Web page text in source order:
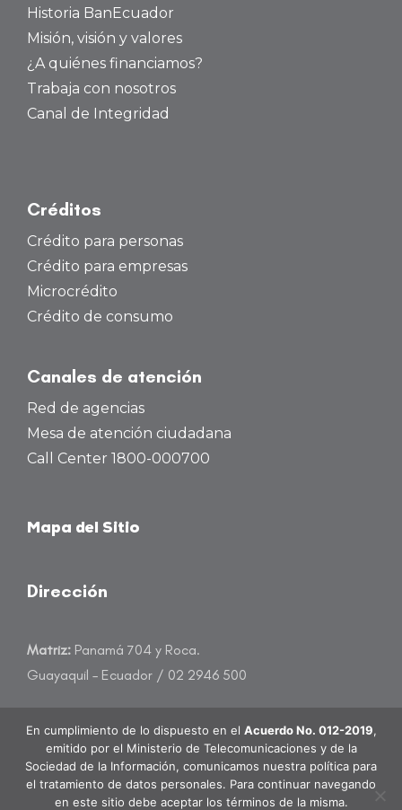
Historia BanEcuador
Misión, visión y valores
¿A quiénes financiamos?
Trabaja con nosotros
Canal de Integridad
Créditos
Crédito para personas
Crédito para empresas
Microcrédito
Crédito de consumo
Canales de atención
Red de agencias
Mesa de atención ciudadana
Call Center 1800-000700
Mapa del Sitio
Dirección
Matriz: Panamá 704 y Roca.
Guayaquil – Ecuador / 02 2946 500
atencioncliente@banecuador.fin.ec
En cumplimiento de lo dispuesto en el Acuerdo No. 012-2019,
emitido por el Ministerio de Telecomunicaciones y de la
Sociedad de la Información, comunicamos nuestra política para
el tratamiento de datos personales. Para continuar navegando
en este sitio debe aceptar los términos de la misma.